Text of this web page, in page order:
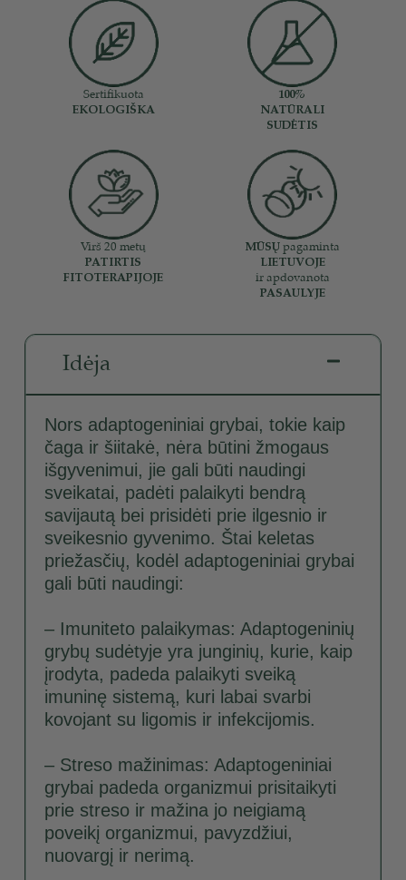
Sertifikuota
EKOLOGIŠKA
100%
NATŪRALI
SUDĖTIS
Virš 20 metų
PATIRTIS
FITOTERAPIJOJE
MŪSŲpagaminta
LIETUVOJE
ir apdovanota
PASAULYJE
Idėja
Nors adaptogeniniai grybai, tokie kaip
čaga ir šiitakė, nėra būtini žmogaus
išgyvenimui, jie gali būti naudingi
sveikatai, padėti palaikyti bendrą
savijautą bei prisidėti prie ilgesnio ir
sveikesnio gyvenimo. Štai keletas
priežasčių, kodėl adaptogeniniai grybai
gali būti naudingi:
– Imuniteto palaikymas: Adaptogeninių
grybų sudėtyje yra junginių, kurie, kaip
įrodyta, padeda palaikyti sveiką
imuninę sistemą, kuri labai svarbi
kovojant su ligomis ir infekcijomis.
– Streso mažinimas: Adaptogeniniai
grybai padeda organizmui prisitaikyti
prie streso ir mažina jo neigiamą
poveikį organizmui, pavyzdžiui,
nuovargį ir nerimą.